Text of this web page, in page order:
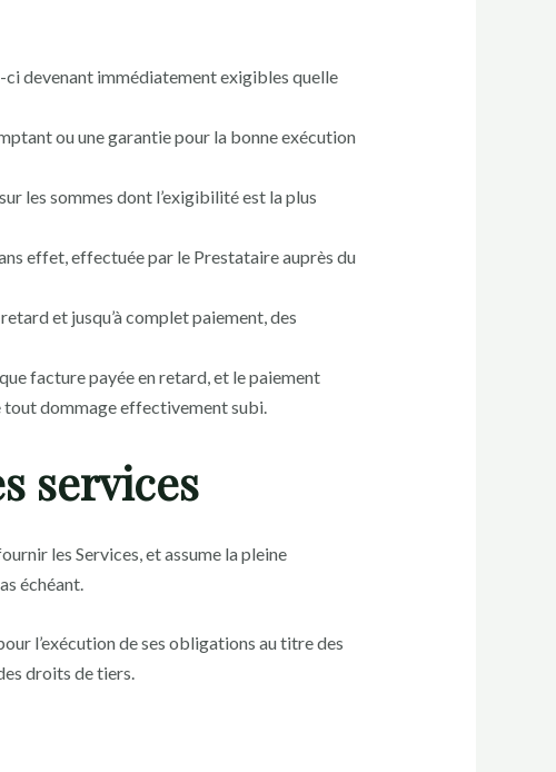
ci devenant immédiatement exigibles quelle
ou une garantie pour la bonne exécution
les sommes dont l’exigibilité est la plus
effet, effectuée par le Prestataire auprès du
et jusqu’à complet paiement, des
facture payée en retard, et le paiement
tout dommage effectivement subi.
services
les Services, et assume la pleine
échéant.
l’exécution de ses obligations au titre des
droits de tiers.